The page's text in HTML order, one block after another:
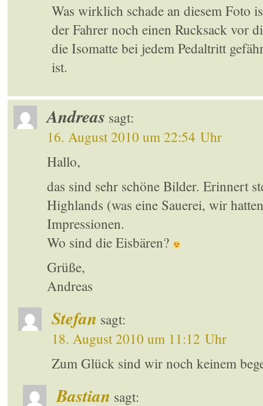
Was wirklich schade an diesem Foto
der Fahrer noch einen Rucksack vor
die Isomatte bei jedem Pedaltritt
ist.
Andreas sagt:
16. August 2010 um 22:54 Uhr
Hallo,
das sind sehr schöne Bilder. Erinnert
Highlands (was eine Sauerei, wir
Impressionen.
Wo sind die Eisbären?
Grüße,
Andreas
Stefan sagt:
18. August 2010 um 11:12 Uhr
Zum Glück sind wir noch keinem
Bastian sagt: